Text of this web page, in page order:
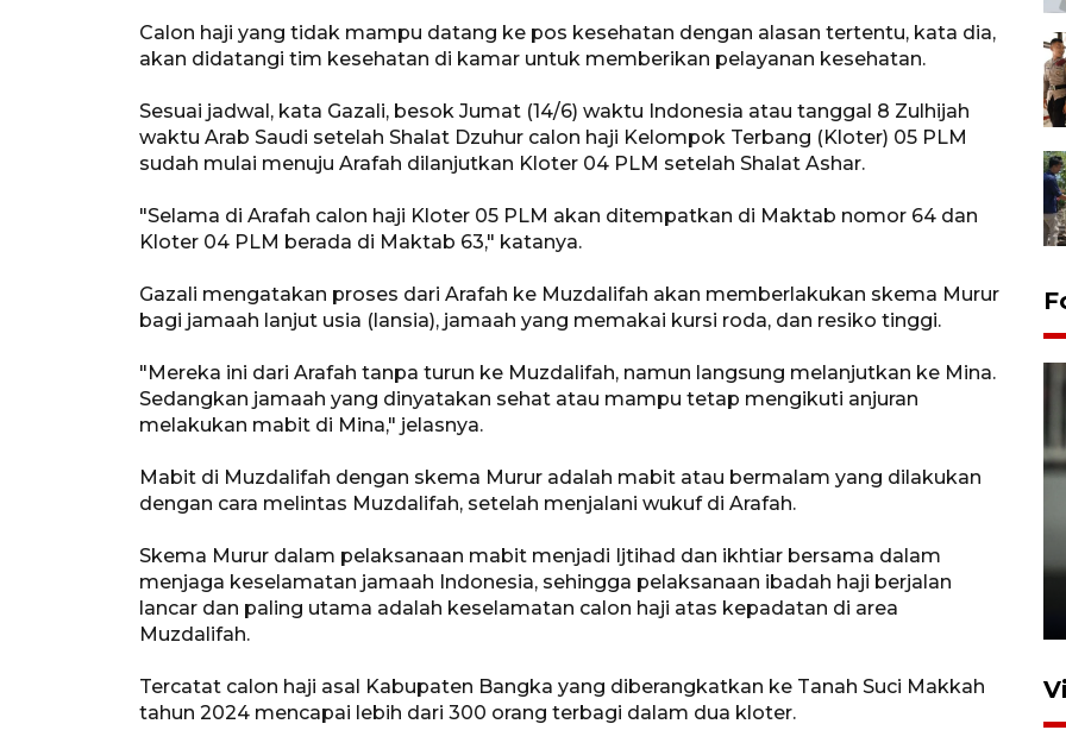
Calon haji yang tidak mampu datang ke pos kesehatan dengan alasan tertentu, kata dia,
akan didatangi tim kesehatan di kamar untuk memberikan pelayanan kesehatan.
Sesuai jadwal, kata Gazali, besok Jumat (14/6) waktu Indonesia atau tanggal 8 Zulhijah
waktu Arab Saudi setelah Shalat Dzuhur calon haji Kelompok Terbang (Kloter) 05 PLM
sudah mulai menuju Arafah dilanjutkan Kloter 04 PLM setelah Shalat Ashar.
"Selama di Arafah calon haji Kloter 05 PLM akan ditempatkan di Maktab nomor 64 dan
Kloter 04 PLM berada di Maktab 63," katanya.
Gazali mengatakan proses dari Arafah ke Muzdalifah akan memberlakukan skema Murur
bagi jamaah lanjut usia (lansia), jamaah yang memakai kursi roda, dan resiko tinggi.
"Mereka ini dari Arafah tanpa turun ke Muzdalifah, namun langsung melanjutkan ke Mina.
Sedangkan jamaah yang dinyatakan sehat atau mampu tetap mengikuti anjuran
melakukan mabit di Mina," jelasnya.
Mabit di Muzdalifah dengan skema Murur adalah mabit atau bermalam yang dilakukan
dengan cara melintas Muzdalifah, setelah menjalani wukuf di Arafah.
Skema Murur dalam pelaksanaan mabit menjadi Ijtihad dan ikhtiar bersama dalam
menjaga keselamatan jamaah Indonesia, sehingga pelaksanaan ibadah haji berjalan
lancar dan paling utama adalah keselamatan calon haji atas kepadatan di area
Muzdalifah.
Tercatat calon haji asal Kabupaten Bangka yang diberangkatkan ke Tanah Suci Makkah
tahun 2024 mencapai lebih dari 300 orang terbagi dalam dua kloter.
Karhutla Kalimantan Barat
terluas di Indonesia
22 Juli 2026 10:51